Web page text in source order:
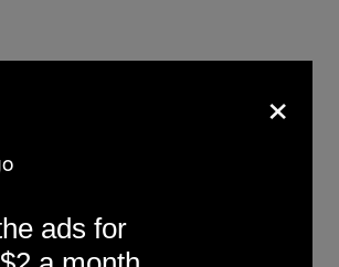
vera diagnosi bisogna
a uno psicologo o un
medico—che non è mai una
che la terapia
×
ads for